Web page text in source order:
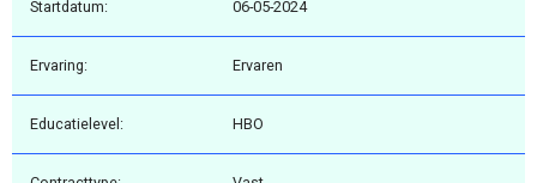
Startdatum: 06-05-2024
Ervaring: Ervaren
Educatielevel: HBO